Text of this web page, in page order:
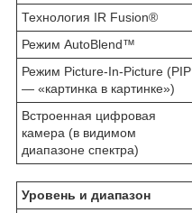
Технология IR Fusion®
Режим AutoBlend™
Режим Picture-In-Picture (PIP
— «картинка в картинке»)
Встроенная цифровая
камера (в видимом
диапазоне спектра)
Уровень и диапазон